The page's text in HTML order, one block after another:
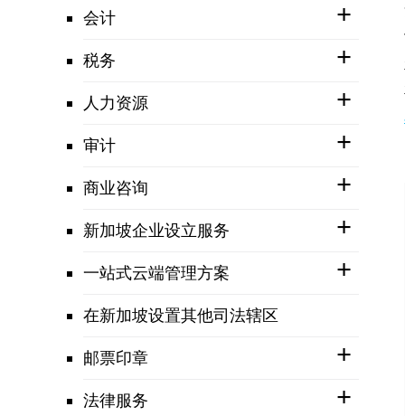
会计
税务
人力资源
审计
商业咨询
新加坡企业设立服务
一站式云端管理方案
在新加坡设置其他司法辖区
邮票印章
法律服务